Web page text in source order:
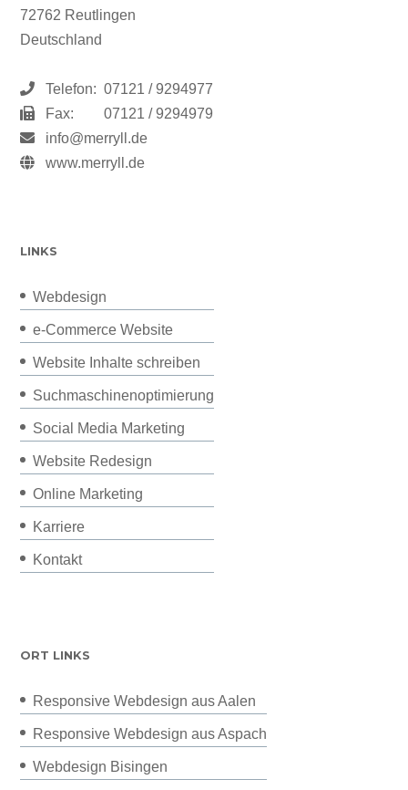
72762 Reutlingen
Deutschland
Telefon: 07121 / 9294977
Fax:
07121 / 9294979
info@merryll.de
www.merryll.de
LINKS
Webdesign
e-Commerce Website
Website Inhalte schreiben
Suchmaschinenoptimierung
Social Media Marketing
Website Redesign
Online Marketing
Karriere
Kontakt
ORT LINKS
Responsive Webdesign aus Aalen
Responsive Webdesign aus Aspach
Webdesign Bisingen